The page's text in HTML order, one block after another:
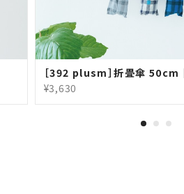
［392 plusm］折畳傘
¥3,630